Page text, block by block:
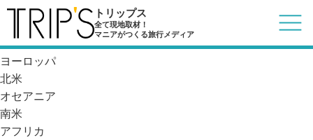
トリップス
全て現地取材！
マニアがつくる旅行メディア
記事一覧
アジア
ヨーロッパ
北米
オセアニア
南米
アフリカ